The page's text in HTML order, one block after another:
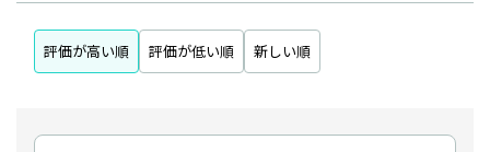
評価が高い順 評価が低い順 新しい順